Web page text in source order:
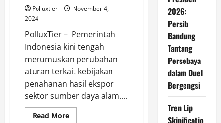
Polluxtier
November 4,
2024
PolluxTier – Pemerintah
Indonesia kini tengah
merumuskan perubahan
aturan terkait kebijakan
penahanan hasil ekspor
sektor sumber daya alam....
Read MoreRead
2026:
Persib
Bandung
Tantang
Persebaya
dalam Duel
Bergengsi
Tren Lip
Skinificatio